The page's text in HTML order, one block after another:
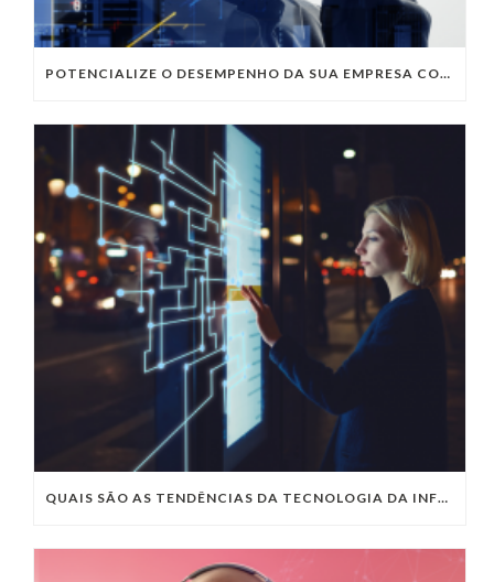
POTENCIALIZE O DESEMPENHO DA SUA EMPRESA COM OS SERVIÇOS DE TI DA VIVO VITA
QUAIS SÃO AS TENDÊNCIAS DA TECNOLOGIA DA INFORMAÇÃO PARA 2023?